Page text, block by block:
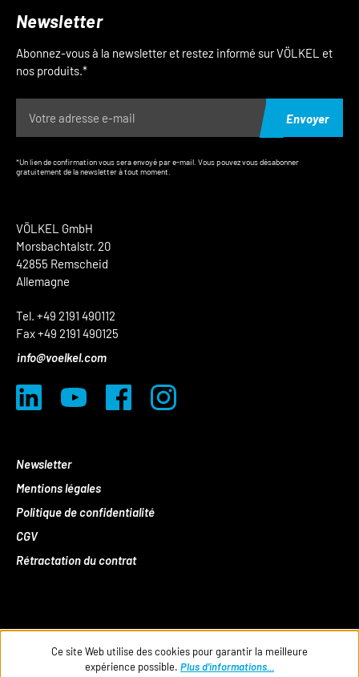
VÖLKEL GmbH
Morsbachtalstr. 20
42855 Remscheid
Allemagne
Tel. +49 2191 490112
Fax +49 2191 490125
info@voelkel.com
Newsletter
Mentions légales
Politique de confidentialité
CGV
Rétractation du contrat
Newsletter
Abonnez-vous à la newsletter et restez informé sur VÖLKEL et
nos produits.*
Envoyer
*Un lien de confirmation vous sera envoyé par e-mail. Vous pouvez vous désabonner
gratuitement de la newsletter à tout moment.
Ce site Web utilise des cookies pour garantir la meilleure
expérience possible. Plus d'informations...